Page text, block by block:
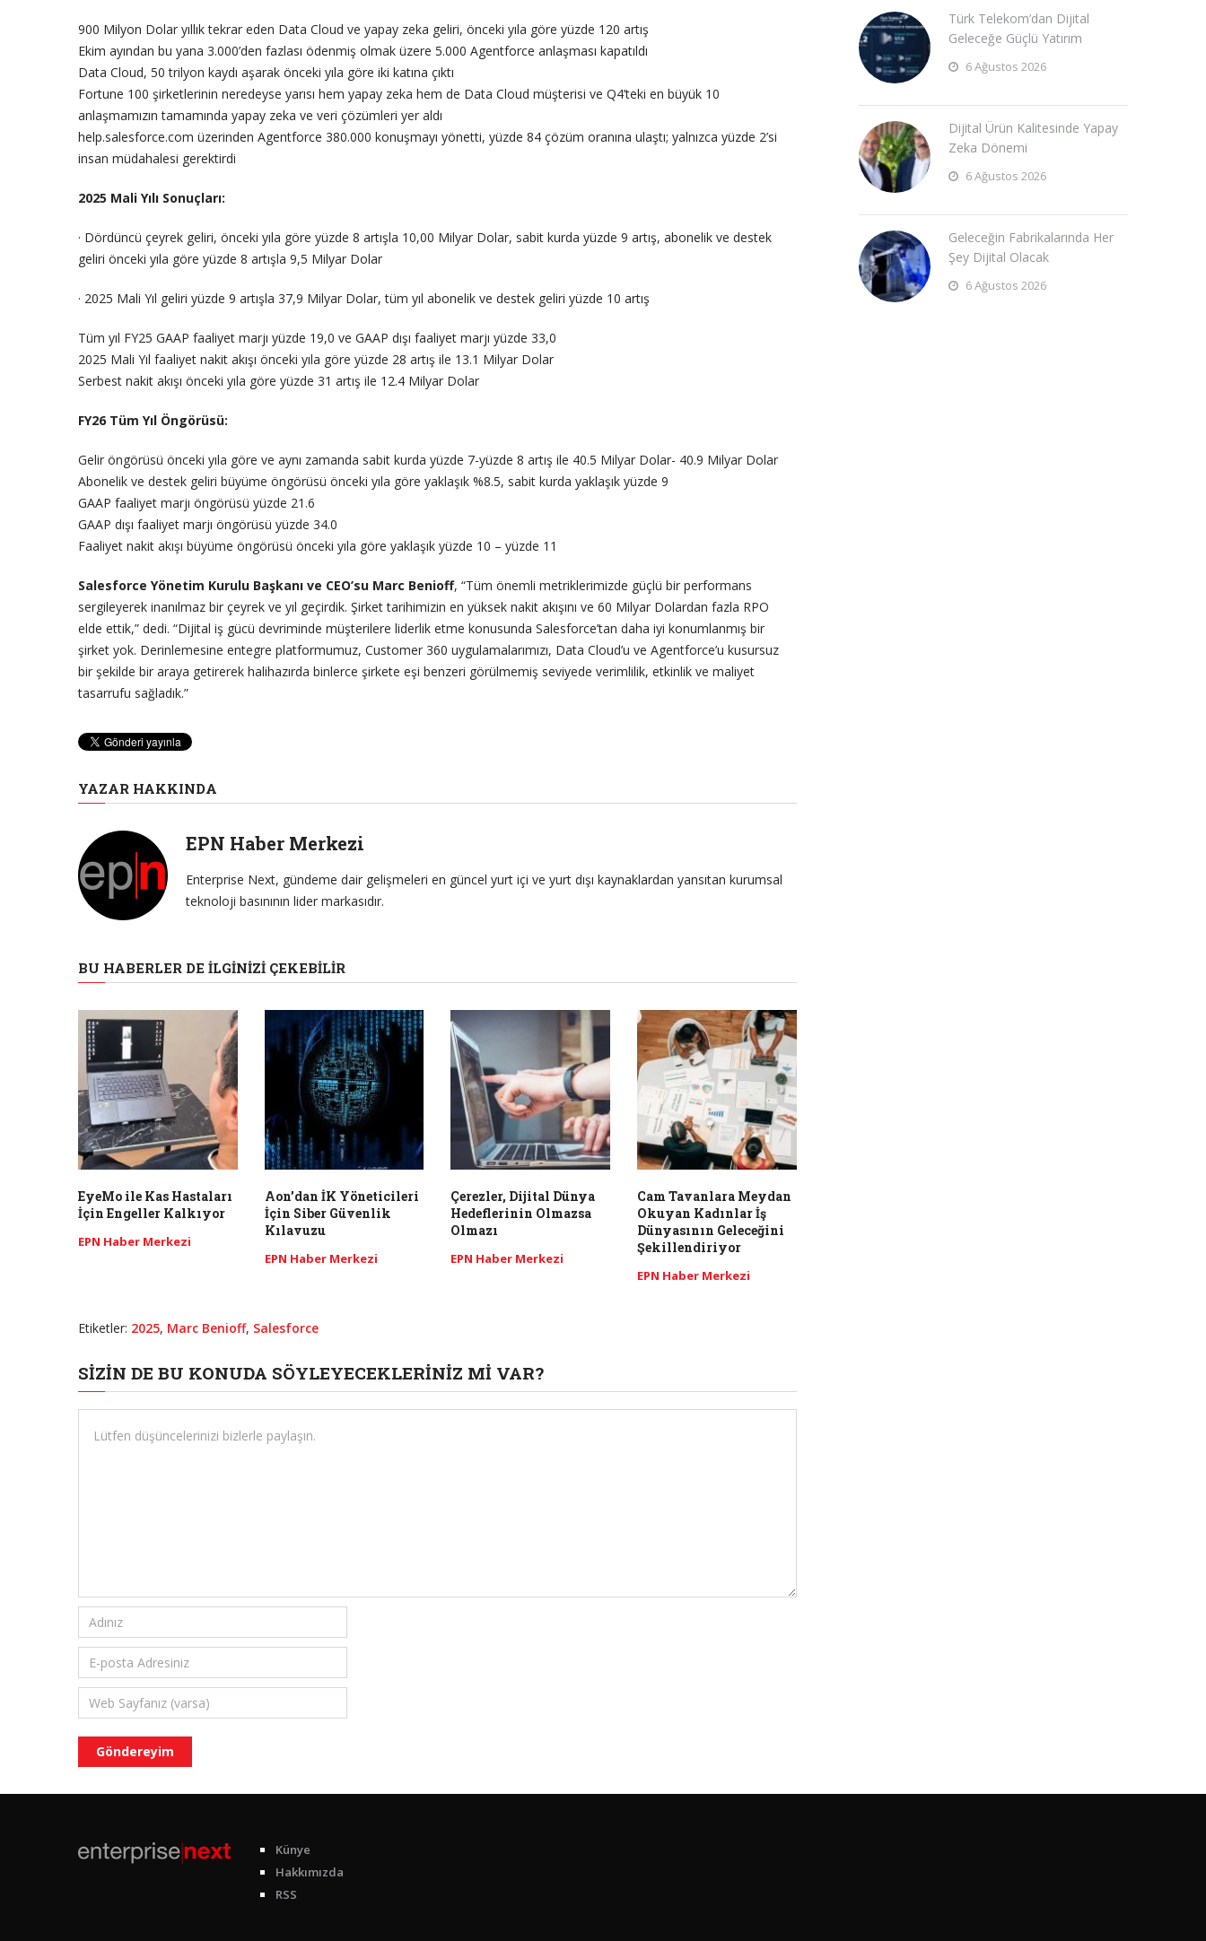
900 Milyon Dolar yıllık tekrar eden Data Cloud ve yapay zeka geliri, önceki yıla göre yüzde 120 artış
Ekim ayından bu yana 3.000’den fazlası ödenmiş olmak üzere 5.000 Agentforce anlaşması kapatıldı
Data Cloud, 50 trilyon kaydı aşarak önceki yıla göre iki katına çıktı
Fortune 100 şirketlerinin neredeyse yarısı hem yapay zeka hem de Data Cloud müşterisi ve Q4’teki en büyük 10
anlaşmamızın tamamında yapay zeka ve veri çözümleri yer aldı
help.salesforce.com üzerinden Agentforce 380.000 konuşmayı yönetti, yüzde 84 çözüm oranına ulaştı; yalnızca yüzde 2’si
insan müdahalesi gerektirdi
2025 Mali Yılı Sonuçları:
· Dördüncü çeyrek geliri, önceki yıla göre yüzde 8 artışla 10,00 Milyar Dolar, sabit kurda yüzde 9 artış, abonelik ve destek
geliri önceki yıla göre yüzde 8 artışla 9,5 Milyar Dolar
· 2025 Mali Yıl geliri yüzde 9 artışla 37,9 Milyar Dolar, tüm yıl abonelik ve destek geliri yüzde 10 artış
Tüm yıl FY25 GAAP faaliyet marjı yüzde 19,0 ve GAAP dışı faaliyet marjı yüzde 33,0
2025 Mali Yıl faaliyet nakit akışı önceki yıla göre yüzde 28 artış ile 13.1 Milyar Dolar
Serbest nakit akışı önceki yıla göre yüzde 31 artış ile 12.4 Milyar Dolar
FY26 Tüm Yıl Öngörüsü:
Gelir öngörüsü önceki yıla göre ve aynı zamanda sabit kurda yüzde 7-yüzde 8 artış ile 40.5 Milyar Dolar- 40.9 Milyar Dolar
Abonelik ve destek geliri büyüme öngörüsü önceki yıla göre yaklaşık %8.5, sabit kurda yaklaşık yüzde 9
GAAP faaliyet marjı öngörüsü yüzde 21.6
GAAP dışı faaliyet marjı öngörüsü yüzde 34.0
Faaliyet nakit akışı büyüme öngörüsü önceki yıla göre yaklaşık yüzde 10 – yüzde 11
Salesforce Yönetim Kurulu Başkanı ve CEO’su Marc Benioff, “Tüm önemli metriklerimizde güçlü bir performans
sergileyerek inanılmaz bir çeyrek ve yıl geçirdik. Şirket tarihimizin en yüksek nakit akışını ve 60 Milyar Dolardan fazla RPO
elde ettik,” dedi. “Dijital iş gücü devriminde müşterilere liderlik etme konusunda Salesforce’tan daha iyi konumlanmış bir
şirket yok. Derinlemesine entegre platformumuz, Customer 360 uygulamalarımızı, Data Cloud’u ve Agentforce’u kusursuz
bir şekilde bir araya getirerek halihazırda binlerce şirkete eşi benzeri görülmemiş seviyede verimlilik, etkinlik ve maliyet
tasarrufu sağladık.”
YAZAR HAKKINDA
EPN Haber Merkezi
Enterprise Next, gündeme dair gelişmeleri en güncel yurt içi ve yurt dışı kaynaklardan yansıtan kurumsal
teknoloji basınının lider markasıdır.
BU HABERLER DE İLGINIZI ÇEKEBILIR
EyeMo ile Kas Hastaları
İçin Engeller Kalkıyor
EPN Haber Merkezi
Aon’dan İK Yöneticileri
İçin Siber Güvenlik
Kılavuzu
EPN Haber Merkezi
Çerezler, Dijital Dünya
Hedeflerinin Olmazsa
Olmazı
EPN Haber Merkezi
Cam Tavanlara Meydan
Okuyan Kadınlar İş
Dünyasının Geleceğini
Şekillendiriyor
EPN Haber Merkezi
Etiketler: 2025, Marc Benioff, Salesforce
SIZIN DE BU KONUDA SÖYLEYECEKLERINIZ MI VAR?
Türk Telekom’dan Dijital
Geleceğe Güçlü Yatırım
6 Ağustos 2026
Dijital Ürün Kalitesinde Yapay
Zeka Dönemi
6 Ağustos 2026
Geleceğin Fabrikalarında Her
Şey Dijital Olacak
6 Ağustos 2026
Künye
Hakkımızda
RSS